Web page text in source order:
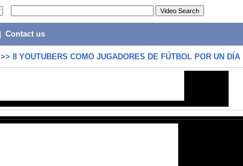
Contact us
>> 8 YOUTUBERS COMO JUGADORES DE FÚTBOL POR UN DÍA